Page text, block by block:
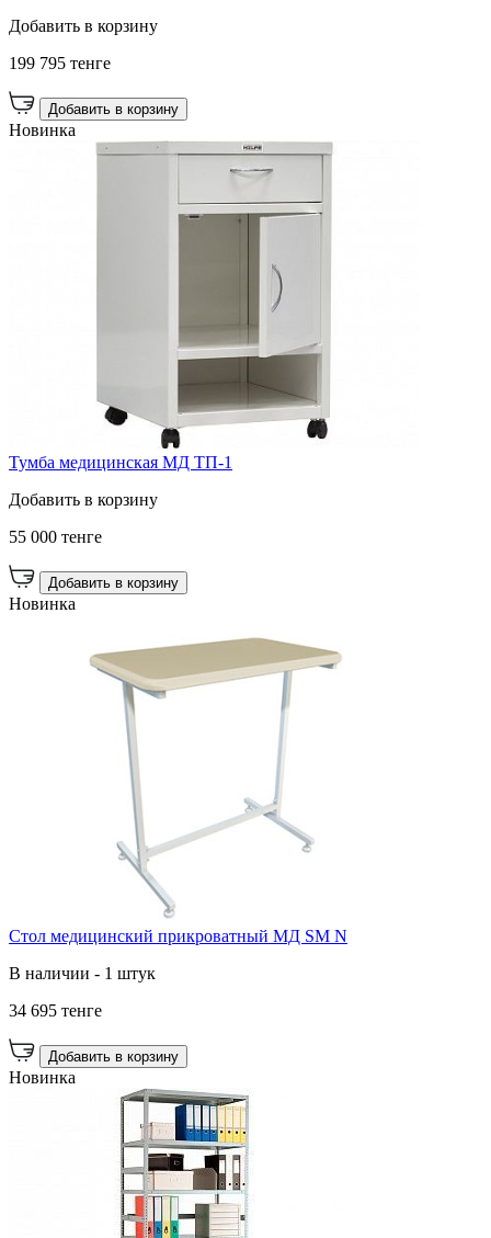
Добавить в корзину
199 795 тенге
Добавить в корзину
Новинка
Тумба медицинская МД ТП-1
Добавить в корзину
55 000 тенге
Добавить в корзину
Новинка
Стол медицинский прикроватный МД SM N
В наличии - 1 штук
34 695 тенге
Добавить в корзину
Новинка